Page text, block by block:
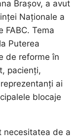
Brașov, a avut
Naționale a
FABC. Tema
Puterea
de reforme în
pacienți,
ai
blocaje
necesitatea de a